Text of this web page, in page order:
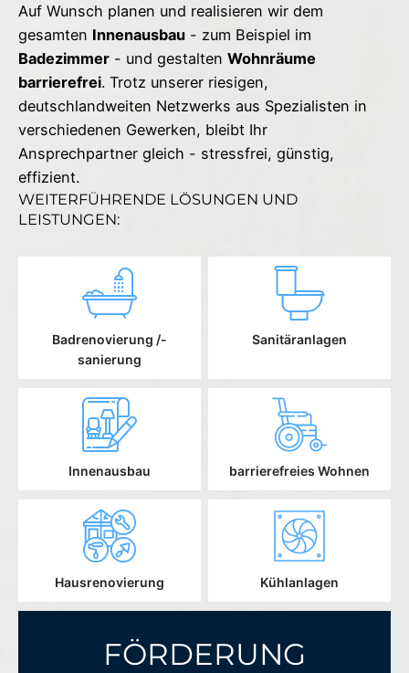
Auf Wunsch planen und realisieren wir dem
gesamten Innenausbau - zum Beispiel im
Badezimmer - und gestalten Wohnräume
barrierefrei. Trotz unserer riesigen,
deutschlandweiten Netzwerks aus Spezialisten in
verschiedenen Gewerken, bleibt Ihr
Ansprechpartner gleich - stressfrei, günstig,
effizient.
WEITERFÜHRENDE LÖSUNGEN UND
LEISTUNGEN:
Badrenovierung /-
sanierung
Sanitäranlagen
Innenausbau barrierefreies Wohnen
Hausrenovierung Kühlanlagen
FÖRDERUNG